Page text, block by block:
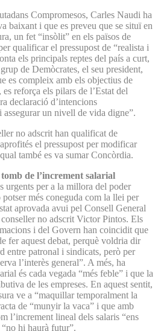
Compromesos, Carles Naudi ha
baixant i que es preveu que se situï en
un fet “insòlit” en els països de
qualificar el pressupost de “realista i
els principals reptes del país a curt,
de Demòcrates, el seu president,
es compleix amb els objectius de
reforça els pilars de l’Estat del
declaració d’intencions
assegurar un nivell de vida digne”.
no adscrit han qualificat de
el pressupost per modificar
també es va sumar Concòrdia.
de l’increment salarial
urgents per a la millora del poder
més coneguda com la llei per
aprovada avui pel Consell General
no adscrit Victor Pintos. Els
i del Govern han coincidit que
fer aquest debat, perquè voldria dir
entre patronal i sindicats, però per
l’interès general”. A més, ha
és cada vegada “més feble” i que la
de les empreses. En aquest sentit,
ve a “maquillar temporalment la
de “munyir la vaca” i que amb
l’increment lineal dels salaris “ens
hi haurà futur”.